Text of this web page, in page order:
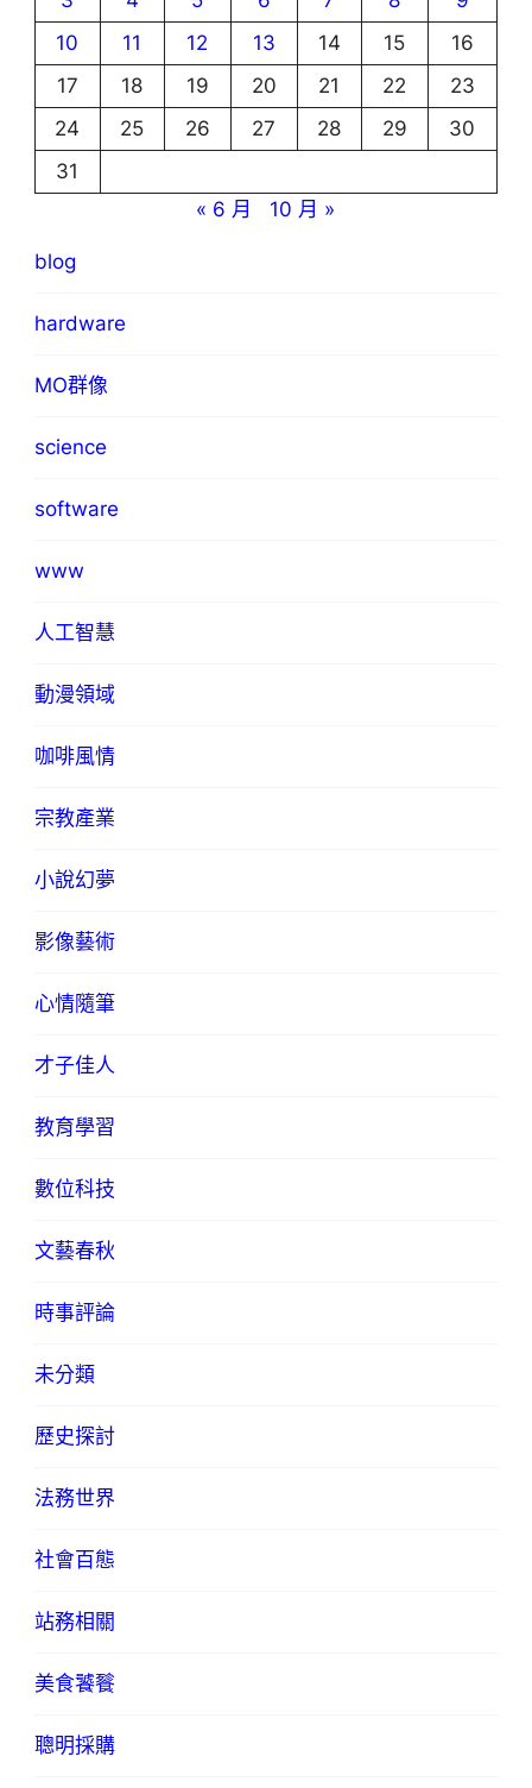
10
11 12 13 14 15
16
17
18 19 20 21 22
23
24
25 26 27 28 29
30
31
« 6 月
10 月 »
blog
hardware
MO群像
science
software
www
人工智慧
動漫領域
咖啡風情
宗教產業
小說幻夢
影像藝術
心情隨筆
才子佳人
教育學習
數位科技
文藝春秋
時事評論
未分類
歷史探討
法務世界
社會百態
站務相關
美食饕餮
聰明採購